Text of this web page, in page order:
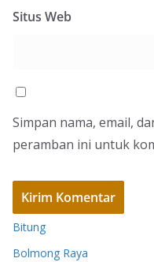
Situs Web
Simpan nama, email,
peramban ini untuk
Bitung
Bolmong Raya